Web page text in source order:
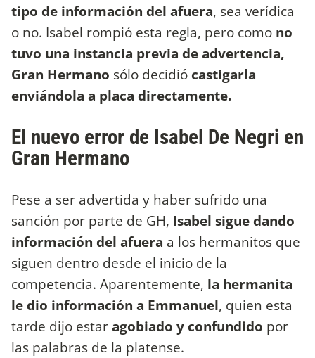
tipo de información del afuera, sea verídica
o no. Isabel rompió esta regla, pero como no
tuvo una instancia previa de advertencia,
Gran Hermano sólo decidió castigarla
enviándola a placa directamente.
El nuevo error de Isabel De Negri en
Gran Hermano
Pese a ser advertida y haber sufrido una
sanción por parte de GH, Isabel sigue dando
información del afuera a los hermanitos que
siguen dentro desde el inicio de la
competencia. Aparentemente, la hermanita
le dio información a Emmanuel, quien esta
tarde dijo estaragobiado y confundido por
las palabras de la platense.